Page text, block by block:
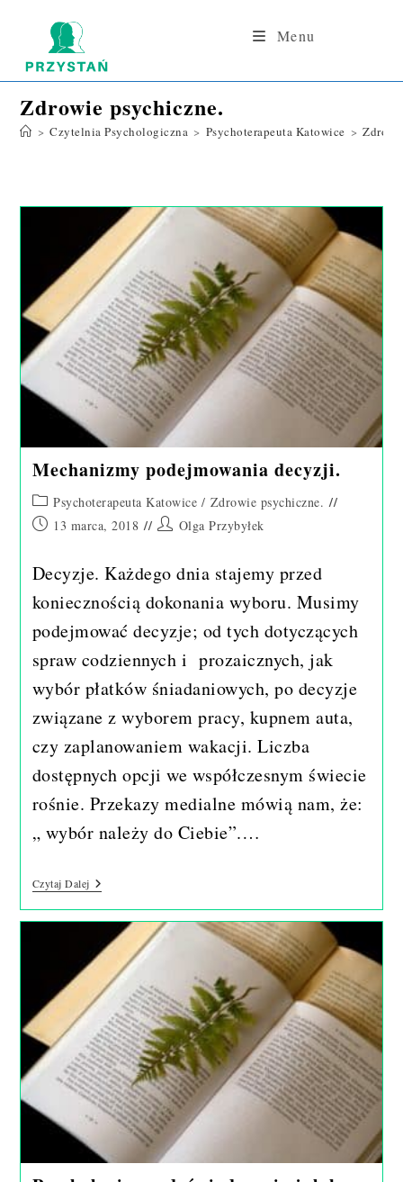
Menu
Zdrowie psychiczne.
> Czytelnia Psychologiczna > Psychoterapeuta Katowice >
Mechanizmy podejmowania decyzji.
Post
category:
Psychoterapeuta Katowice / Zdrowie psychiczne.
Post 13 marca, 2018
PostOlga Przybyłek
Decyzje. Każdego dnia stajemy przed
koniecznością dokonania wyboru. Musimy
podejmować decyzje; od tych dotyczących
spraw codziennych i prozaicznych, jak
wybór płatków śniadaniowych, po decyzje
związane z wyborem pracy, kupnem auta,
czy zaplanowaniem wakacji. Liczba
dostępnych opcji we współczesnym świecie
rośnie. Przekazy medialne mówią nam, że:
„ wybór należy do Ciebie”.…
Czytaj DalejMechanizmy
Podejmowania
Decyzji.